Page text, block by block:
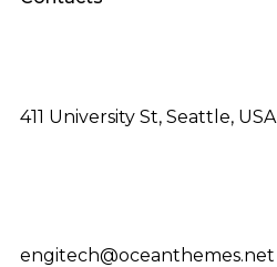
411 University St, Seattle, USA
engitech@oceanthemes.net